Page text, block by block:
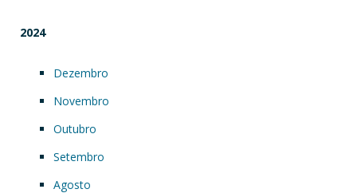
2024
Dezembro
Novembro
Outubro
Setembro
Agosto